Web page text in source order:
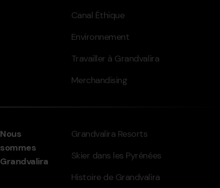
Canal Éthique
Environnement
Travailler à Grandvalira
Merchandising
Nous
sommes
Grandvalira
Grandvalira Resorts
Skier dans les Pyrénées
Histoire de Grandvalira